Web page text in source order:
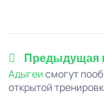
Предыдущая
Адыгеи смогут
открытой